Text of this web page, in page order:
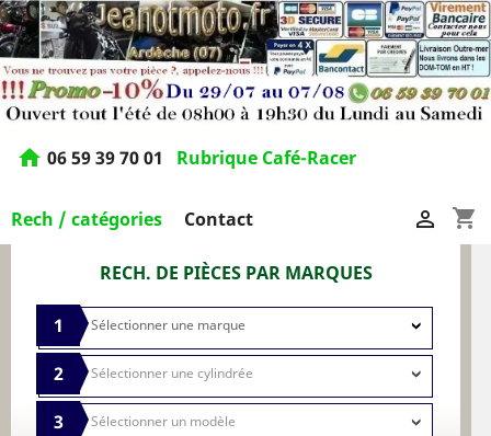
home 06 59 39 70 01 Rubrique Café-Racer
Rech / catégories Contact shopping_cart

RECH. DE PIÈCES PAR MARQUES
1
2
3